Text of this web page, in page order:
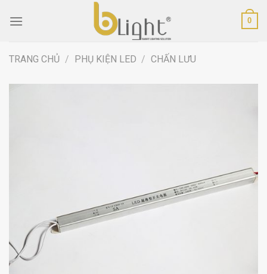
0
TRANG CHỦ / PHỤ KIỆN LED / CHẤN LƯU